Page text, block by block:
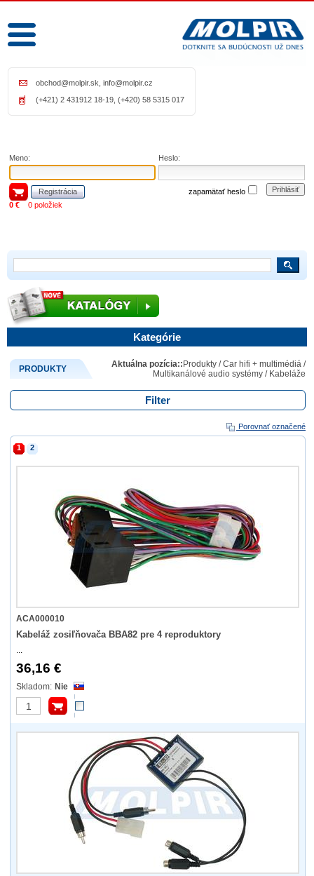
obchod@molpir.sk info@molpir.cz
(+421) 2 431912 18-19, (+420) 58 5315 017
Meno: Heslo:
Registrácia Prihlásiť
zapamätať heslo
0 € 0 položiek
Kategórie
PRODUKTY Aktuálna pozícia:: Produkty /Car hifi + multimédiá /
Multikanálové audio systémy / Kabeláže
Filter
Porovnať označené
1 2
ACA000010
Kabeláž zosiľňovača BBA82 pre 4 reproduktory
...
36,16 €
Nie